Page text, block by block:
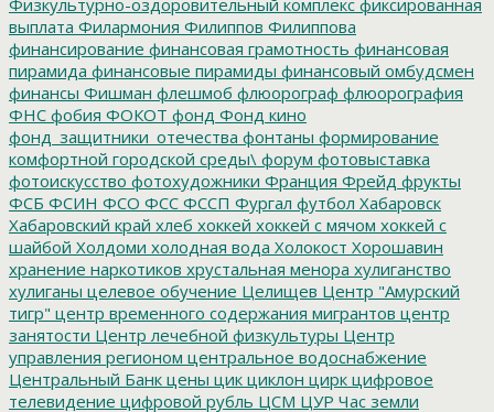
выплата Филармония Филиппов Филиппова
финансирование финансовая грамотность финансовая
пирамида финансовые пирамиды финансовый омбудсмен
финансы Фишман флешмоб флюорограф флюорография
ФНС фобия ФОКОТ фонд Фонд кино
фонд_защитники_отечества фонтаны формирование
комфортной городской среды\ форум фотовыставка
фотоискусство фотохудожники Франция Фрейд фрукты
ФСБ ФСИН ФСО ФСС ФССП Фургал футбол Хабаровск
Хабаровский край хлеб хоккей хоккей с мячом хоккей с
шайбой Холдоми холодная вода Холокост Хорошавин
хранение наркотиков хрустальная менора хулиганство
хулиганы целевое обучение Целищев Центр "Амурский
тигр" центр временного содержания мигрантов центр
занятости Центр лечебной физкультуры Центр
управления регионом центральное водоснабжение
Центральный Банк цены цик циклон цирк цифровое
телевидение цифровой рубль ЦСМ ЦУР Час земли